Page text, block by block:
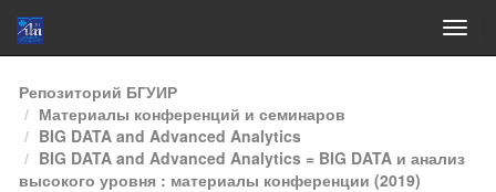
Skip
navigation
Репозиторий БГУИР
Материалы конференций и семинаров
BIG DATA and Advanced Analytics
BIG DATA and Advanced Analytics = BIG DATA и анализ
высокого уровня : материалы конференции (2019)